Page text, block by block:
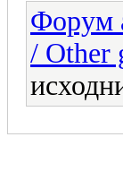
Форум
/ Other